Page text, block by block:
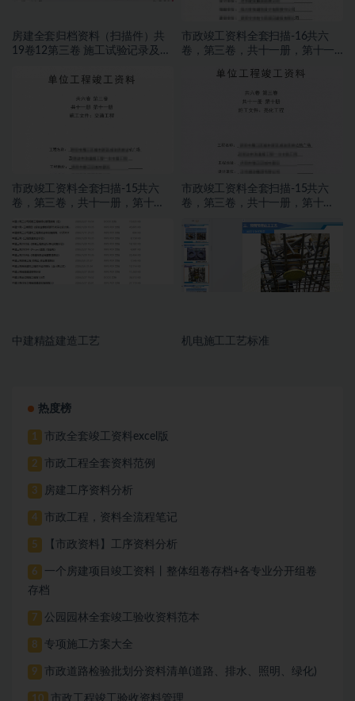
房建全套归档资料（扫描件）共
19卷12第三卷 施工试验记录及检
市政竣工资料全套扫描-16共六
卷，第三卷，共十一册，第十一
市政竣工资料全套扫描-15共六
卷，第三卷，共十一册，第十
市政竣工资料全套扫描-15共六
卷，第三卷，共十一册，第十
中建精益建造工艺 机电施工工艺标准
热度榜
1 市政全套竣工资料excel版
2 市政工程全套资料范例
3 房建工序资料分析
4 市政工程，资料全流程笔记
5 【市政资料】工序资料分析
6
一个房建项目竣工资料丨整体组卷存档+各专业分开组卷
存档
7 公园园林全套竣工验收资料范本
8 专项施工方案大全
9 市政道路检验批划分资料清单(道路、排水、照明、绿化)
10 市政工程竣工验收资料管理